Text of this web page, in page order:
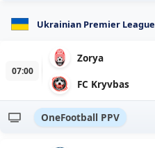
Ukrainian Premier League
07:00
Zorya
FC Kryvbas
OneFootball PPV